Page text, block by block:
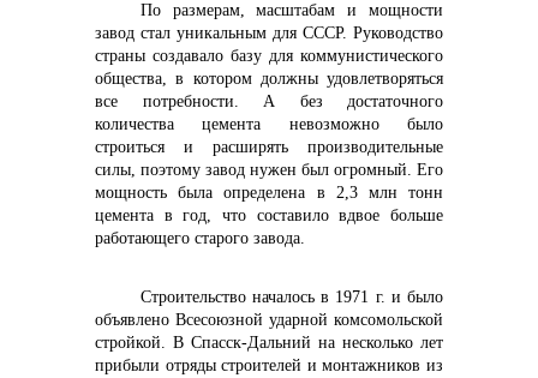
По размерам, масштабам и мощности
завод стал уникальным для СССР. Руководство
страны создавало базу для коммунистического
общества, в котором должны удовлетворяться
все потребности. А без достаточного
количества цемента невозможно было
строиться и расширять производительные
силы, поэтому завод нужен был огромный. Его
мощность была определена в 2,3 млн тонн
цемента в год, что составило вдвое больше
работающего старого завода.
Строительство началось в 1971 г. и было
объявлено Всесоюзной ударной комсомольской
стройкой. В Спасск-Дальний на несколько лет
прибыли отряды строителей и монтажников из